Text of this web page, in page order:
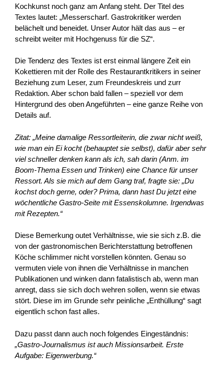
Kochkunst noch ganz am Anfang steht. Der Titel des
Textes lautet: „Messerscharf. Gastrokritiker werden
belächelt und beneidet. Unser Autor hält das aus – er
schreibt weiter mit Hochgenuss für die SZ“.
Die Tendenz des Textes ist erst einmal längere Zeit ein
Kokettieren mit der Rolle des Restaurantkritikers in seiner
Beziehung zum Leser, zum Freundeskreis und zurr
Redaktion. Aber schon bald fallen – speziell vor dem
Hintergrund des oben Angeführten – eine ganze Reihe von
Details auf.
Zitat: „Meine damalige Ressortleiterin, die zwar nicht weiß,
wie man ein Ei kocht (behauptet sie selbst), dafür aber sehr
viel schneller denken kann als ich, sah darin (Anm. im
Boom-Thema Essen und Trinken) eine Chance für unser
Ressort. Als sie mich auf dem Gang traf, fragte sie: „Du
kochst doch gerne, oder? Prima, dann hast Du jetzt eine
wöchentliche Gastro-Seite mit Essenskolumne. Irgendwas
mit Rezepten.“
Diese Bemerkung outet Verhältnisse, wie sie sich z.B. die
von der gastronomischen Berichterstattung betroffenen
Köche schlimmer nicht vorstellen könnten. Genau so
vermuten viele von ihnen die Verhältnisse in manchen
Publikationen und winken dann fatalistisch ab, wenn man
anregt, dass sie sich doch wehren sollen, wenn sie etwas
stört. Diese im im Grunde sehr peinliche „Enthüllung“ sagt
eigentlich schon fast alles.
Dazu passt dann auch noch folgendes Eingeständnis:
„Gastro-Journalismus ist auch Missionsarbeit. Erste
Aufgabe: Eigenwerbung.“